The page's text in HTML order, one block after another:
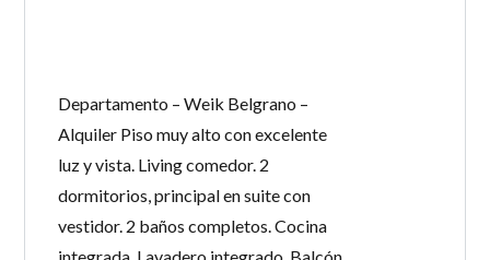
Usuario
Password
Departamento – Weik Belgrano –
Alquiler Piso muy alto con excelente
luz y vista. Living comedor. 2
dormitorios, principal en suite con
vestidor. 2 baños completos. Cocina